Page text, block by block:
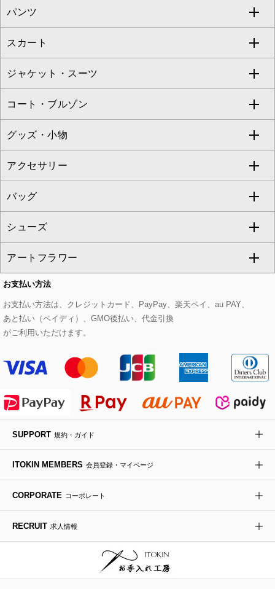
eur3
Maison de CINQ
MK MICHEL KLEIN BAG
HIROKO KOSHINO
カットソー・Tシャツ
ブラウス・シャツ
ニット・セーター
カーディガン
アンサンブルセット
ベスト・ジレ
パーカー
タンクトップ・キャミソール
スウェット・ジャージー
その他のトップス
すべてのワンピース・ドレス
ワンピース
ドレス
チュニック
ジャンパースカート
その他のワンピース・ドレス
パンツ
すべてのパンツ
フルレングスパンツ
クロップド・半端丈パンツ
ガウチョ・ワイドパンツ
ハーフ・ショート丈パンツ
サロペット・オールインワン
その他のパンツ
スカート
すべてのスカート
ロング・マキシ丈スカート
ひざ丈スカート
ミモレ丈スカート
ショート・ミニ丈スカート
その他のスカート
ジャケット・スーツ
すべてのジャケット・スーツ
テーラードジャケット
ノーカラージャケット
セットアップ
セットアップジャケット
セットアップパンツ
セットアップスカート
セットアップワンピース
コート・ブルゾン
すべてのコート・ブルゾン
トレンチコート
ピーコート
ダッフルコート
チェスターコート
モッズコート
ステンカラーコート
ライダースジャケット
デニムジャケット
ダウンジャケット・コート
グッズ・小物
すべてのグッズ・小物
マスク
ストール・マフラー・スヌード
ベルト・サスペンダー
帽子
ヘアアクセサリー
ハンカチ・バンダナ
手袋
チャーム・ストラップ
アクセサリー
すべてのアクセサリー
ネックレス
ピアス・イヤリング
ブレスレット・バングル
ブローチ・コサージュ
バッグ
すべてのバッグ
トートバッグ
ショルダーバッグ
ボストンバッグ
バックパック・リュック
ボディバッグ・メッセンジャーバッグ
トラベルバッグ
シューズ
すべてのシューズ
パンプス
スニーカー
フラットシューズ
ローファー
ドレスシューズ
アートフラワー
すべてのアートフラワー
ローズ
カサブランカ・カラー
ラナンキュラス
ポプリアレンジ＆フレグランス
お支払い方法
お支払い方法は、クレジットカード、PayPay、楽天ペイ、au PAY、
あと払い（ペイディ）、GMO後払い、代金引換
がご利用いただけます。
SUPPORT 規約・ガイド
ITOKIN MEMBERS 会員登録・マイページ
CORPORATE コーポレート
RECRUIT 求人情報